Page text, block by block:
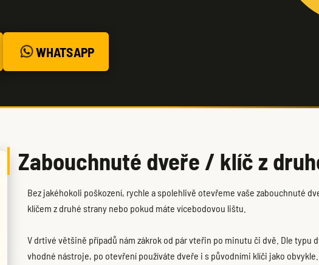
WHATSAPP
Zabouchnuté dveře / klíč z
Bez jakéhokoli poškození, rychle a spolehlivě otevřeme vaše zabouchnuté
klíčem z druhé strany nebo pokud máte vícebodovou lištu.
V drtivé většině případů nám zákrok od pár vteřin po minutu či dvě. Dle typu
vhodné nástroje, po otevření používáte dveře i s původními klíči jako obvykle.